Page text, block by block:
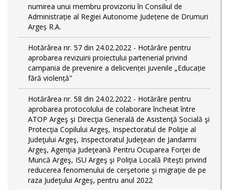
numirea unui membru provizoriu în Consiliul de
Administrație al Regiei Autonome Județene de Drumuri
Argeș R.A.
Hotărârea nr. 57 din 24.02.2022 - Hotărâre pentru
aprobarea revizuirii proiectului partenerial privind
campania de prevenire a delicvenței juvenile „Educație
fără violență"
Hotărârea nr. 58 din 24.02.2022 - Hotărâre pentru
aprobarea protocolului de colaborare încheiat între
ATOP Argeş şi Direcţia Generală de Asistenţă Socială şi
Protecţia Copilului Argeş, Inspectoratul de Poliţie al
Judeţului Argeş, Inspectoratul Judeţean de Jandarmi
Argeş, Agenţia Judeţeană Pentru Ocuparea Forţei de
Muncă Argeş, ISU Argeş şi Poliţia Locală Piteşti privind
reducerea fenomenului de cerşetorie şi migraţie de pe
raza Judeţului Argeş, pentru anul 2022